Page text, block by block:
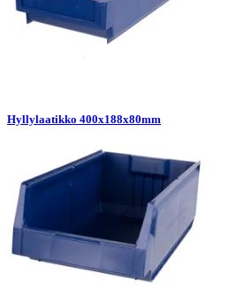
Hyllylaatikko 400x188x80mm